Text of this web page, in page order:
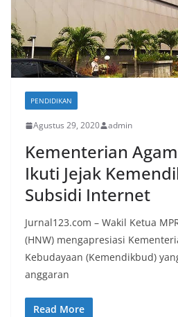
PENDIDIKAN
Agustus 29, 2020 admin
Kementerian
Ikuti Jejak
Subsidi Internet
Jurnal123.com – Wakil Ketua
(HNW) mengapresiasi
Kebudayaan (Kemendikbud)
anggaran
Read More